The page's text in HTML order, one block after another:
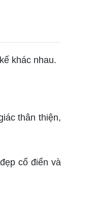
khác nhau.
thân thiện,
cổ điển và